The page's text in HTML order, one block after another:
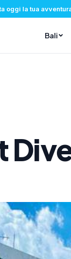
oggi la tua
Bali